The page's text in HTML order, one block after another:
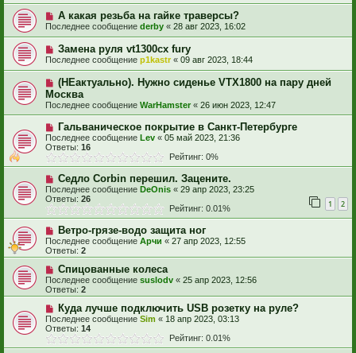
А какая резьба на гайке траверсы?
Последнее сообщение derby « 28 авг 2023, 16:02
Замена руля vt1300cx fury
Последнее сообщение p1kastr« 09 авг 2023, 18:44
(НЕактуально). Нужно сиденье VTX1800 на пару дней
Москва
Последнее сообщение WarHamster « 26 июн 2023, 12:47
Гальваническое покрытие в Санкт-Петербурге
Последнее сообщение Lev « 05 май 2023, 21:36
Ответы: 16
Рейтинг: 0%
Седло Corbin перешил. Зацените.
Последнее сообщение DeOnis « 29 апр 2023, 23:25
Ответы: 26 1 2
Рейтинг: 0.01%
Ветро-грязе-водо защита ног
Последнее сообщение Арчи « 27 апр 2023, 12:55
Ответы: 2
Спицованные колеса
Последнее сообщение suslodv « 25 апр 2023, 12:56
Ответы: 2
Куда лучше подключить USB розетку на руле?
Последнее сообщение Sim « 18 апр 2023, 03:13
Ответы: 14
Рейтинг: 0.01%